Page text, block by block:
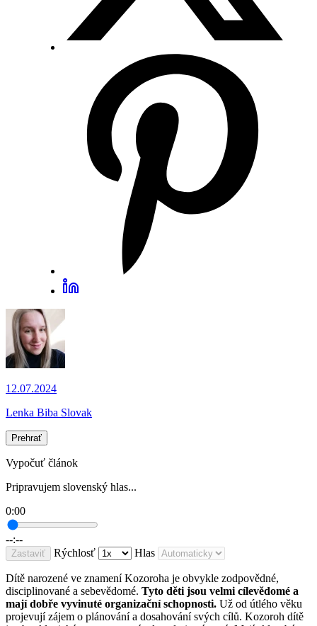
12.07.2024
Lenka Biba Slovak
Prehrať
Vypočuť článok
Pripravujem slovenský hlas...
0:00
--:--
Zastaviť Rýchlosť Hlas
Dítě narozené ve znamení Kozoroha je obvykle zodpovědné,
disciplinované a sebevědomé. Tyto děti jsou velmi cílevědomé a
mají dobře vyvinuté organizační schopnosti. Už od útlého věku
projevují zájem o plánování a dosahování svých cílů. Kozoroh dítě